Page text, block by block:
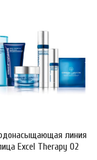
линия
Excel Therapy O2